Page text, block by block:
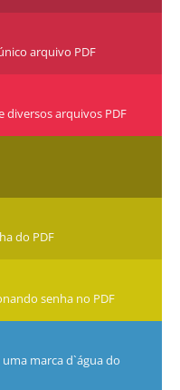
arquivo PDF
diversos arquivos PDF
do PDF
senha no PDF
marca d`água do